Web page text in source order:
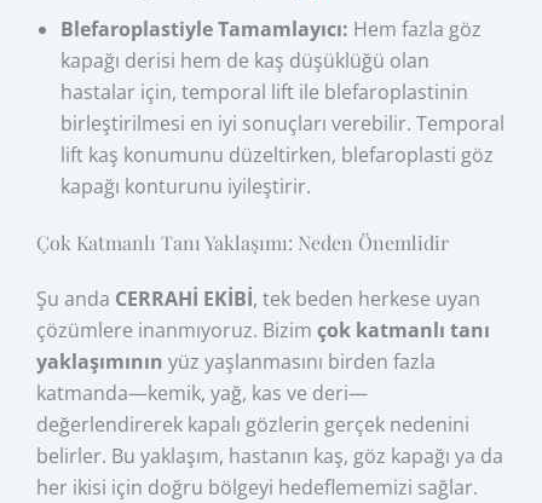
Blefaroplastiyle Tamamlayıcı: Hem fazla göz
kapağı derisi hem de kaş düşüklüğü olan
hastalar için, temporal lift ile blefaroplastinin
birleştirilmesi en iyi sonuçları verebilir. Temporal
lift kaş konumunu düzeltirken, blefaroplasti göz
kapağı konturunu iyileştirir.
Çok Katmanlı Tanı Yaklaşımı: Neden Önemlidir
Şu anda CERRAHİ EKİBİ, tek beden herkese uyan
çözümlere inanmıyoruz. Bizimçok katmanlı tanı
yaklaşımının yüz yaşlanmasını birden fazla
katmanda—kemik, yağ, kas ve deri—
değerlendirerek kapalı gözlerin gerçek nedenini
belirler. Bu yaklaşım, hastanın kaş, göz kapağı ya da
her ikisi için doğru bölgeyi hedeflememizi sağlar.